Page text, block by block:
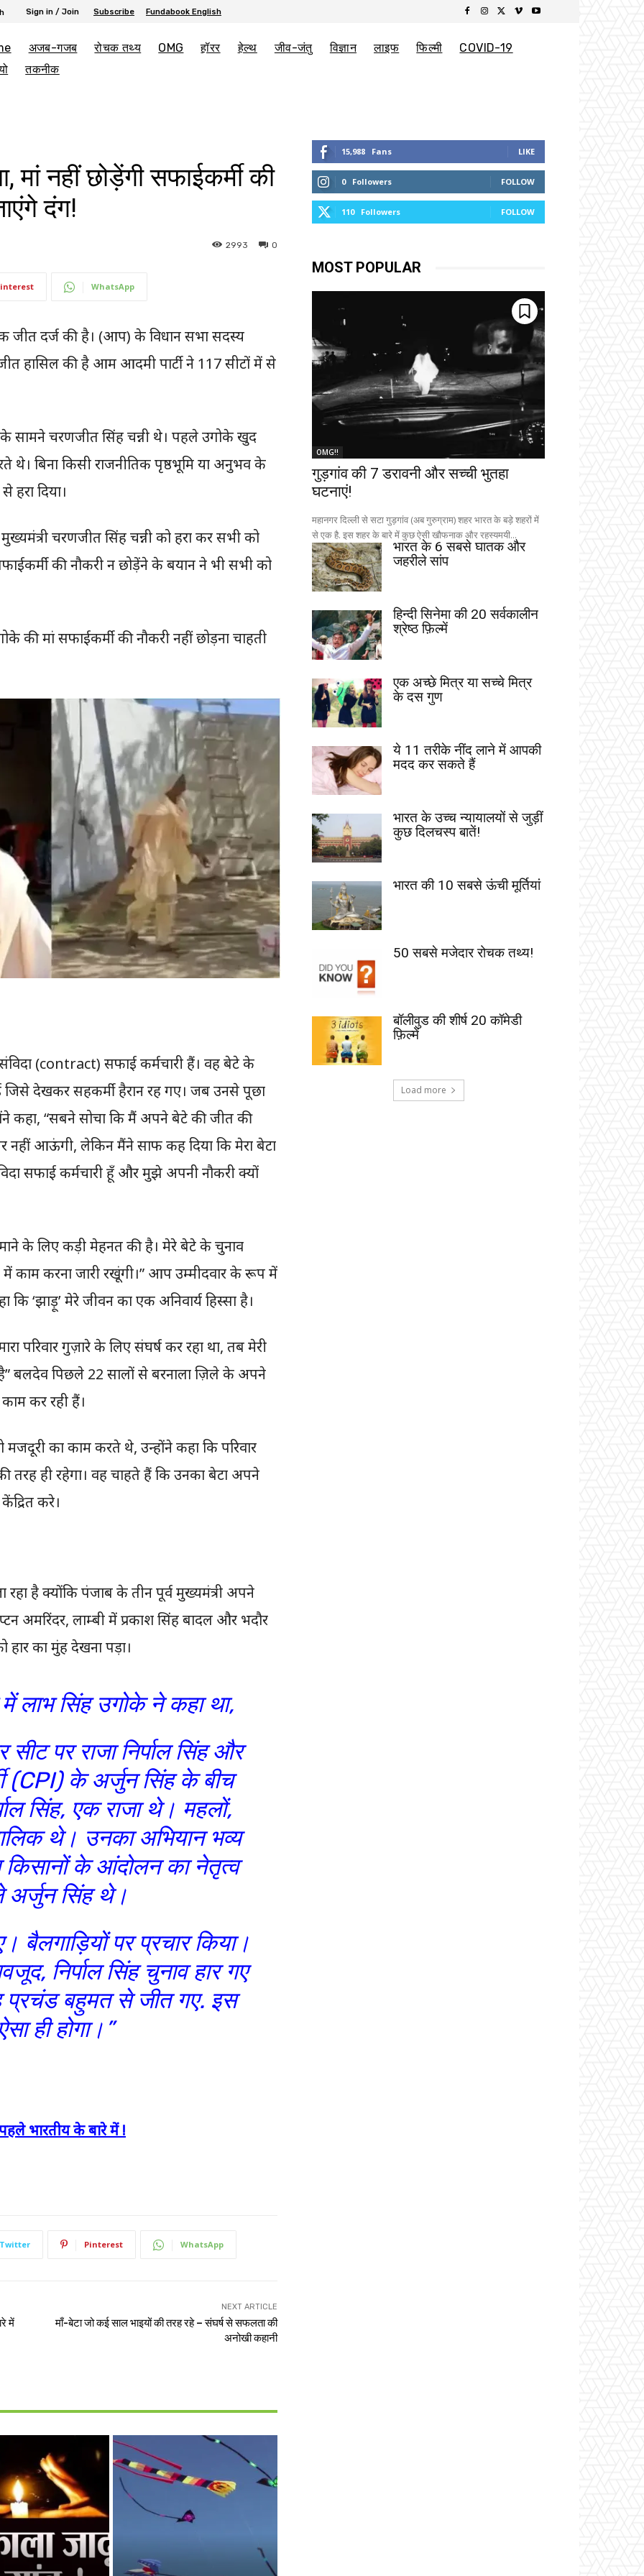
Sign in / Join Subscribe Fundabook English
अजब-गजब रोचक तथ्य OMG हॉरर हेल्थ जीव-जंतु विज्ञान लाइफ फिल्मी
COVID-19
तकनीक
मां नहीं छोड़ेंगी सफाईकर्मी की
दंग!
0
2993
WhatsApp
जीत दर्ज की है। (आप) के विधान सभा सदस्य
हासिल की है आम आदमी पार्टी ने 117 सीटों में से
सामने चरणजीत सिंह चन्नी थे। पहले उगोके खुद
थे। बिना किसी राजनीतिक पृष्ठभूमि या अनुभव के
हरा दिया।
चरणजीत सिंह चन्नी को हरा कर सभी को
की नौकरी न छोड़ेंने के बयान ने भी सभी को
की मां सफाईकर्मी की नौकरी नहीं छोड़ना चाहती
(contract) सफाई कर्मचारी हैं। वह बेटे के
देखकर सहकर्मी हैरान रह गए। जब उनसे पूछा
“सबने सोचा कि मैं अपने बेटे की जीत की
आऊंगी, लेकिन मैंने साफ कह दिया कि मेरा बेटा
सफाई कर्मचारी हूँ और मुझे अपनी नौकरी क्यों
के लिए कड़ी मेहनत की है। मेरे बेटे के चुनाव
करना जारी रखूंगी।” आप उम्मीदवार के रूप में
‘झाड़ू’ मेरे जीवन का एक अनिवार्य हिस्सा है।
परिवार गुज़ारे के लिए संघर्ष कर रहा था, तब मेरी
बलदेव पिछले 22 सालों से बरनाला ज़िले के अपने
कर रही हैं।
मजदूरी का काम करते थे, उन्होंने कहा कि परिवार
ही रहेगा। वह चाहते हैं कि उनका बेटा अपने
करे।
है क्योंकि पंजाब के तीन पूर्व मुख्यमंत्री अपने
अमरिंदर, लाम्बी में प्रकाश सिंह बादल और भदौर
हार का मुंह देखना पड़ा।
लाभ सिंह उगोके ने कहा था,
पर राजा निर्पाल सिंह और
(CPI) के अर्जुन सिंह के बीच
सिंह, एक राजा थे। महलों,
थे। उनका अभियान भव्य
किसानों के आंदोलन का नेतृत्व
अर्जुन सिंह थे।
बैलगाड़ियों पर प्रचार किया।
निर्पाल सिंह चुनाव हार गए
बहुमत से जीत गए. इस
ही होगा।”
भारतीय के बारे में !
Twitter Pinterest WhatsApp
में
NEXT ARTICLE
माँ-बेटा जो कई साल भाइयों की तरह रहे – संघर्ष से सफलता की
अनोखी कहानी
15,988 Fans LIKE
0 Followers FOLLOW
110 Followers FOLLOW
MOST POPULAR
OMG!!
गुड़गांव की 7 डरावनी और सच्ची भुतहा
घटनाएं!
महानगर दिल्ली से सटा गुड़गांव (अब गुरुग्राम) शहर भारत के बड़े शहरों में
से एक है. इस शहर के बारे में कुछ ऐसी खौफनाक और रहस्यमयी...
भारत के 6 सबसे घातक और
जहरीले सांप
हिन्दी सिनेमा की 20 सर्वकालीन
श्रेष्ठ फ़िल्में
एक अच्छे मित्र या सच्चे मित्र
के दस गुण
ये 11 तरीके नींद लाने में आपकी
मदद कर सकते हैं
भारत के उच्च न्यायालयों से जुड़ीं
कुछ दिलचस्प बातें!
भारत की 10 सबसे ऊंची मूर्तियां
50 सबसे मजेदार रोचक तथ्य!
बॉलीवुड की शीर्ष 20 कॉमेडी
फ़िल्में
Load more